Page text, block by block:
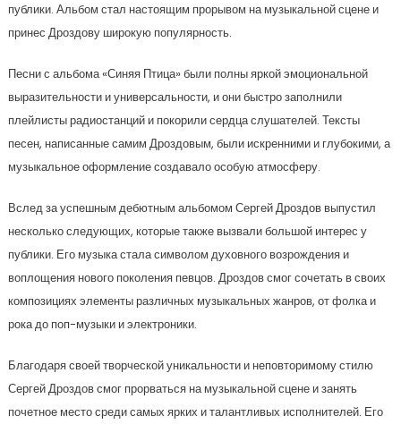
публики. Альбом стал настоящим прорывом на музыкальной сцене и
принес Дроздову широкую популярность.
Песни с альбома «Синяя Птица» были полны яркой эмоциональной
выразительности и универсальности, и они быстро заполнили
плейлисты радиостанций и покорили сердца слушателей. Тексты
песен, написанные самим Дроздовым, были искренними и глубокими, а
музыкальное оформление создавало особую атмосферу.
Вслед за успешным дебютным альбомом Сергей Дроздов выпустил
несколько следующих, которые также вызвали большой интерес у
публики. Его музыка стала символом духовного возрождения и
воплощения нового поколения певцов. Дроздов смог сочетать в своих
композициях элементы различных музыкальных жанров, от фолка и
рока до поп-музыки и электроники.
Благодаря своей творческой уникальности и неповторимому стилю
Сергей Дроздов смог прорваться на музыкальной сцене и занять
почетное место среди самых ярких и талантливых исполнителей. Его